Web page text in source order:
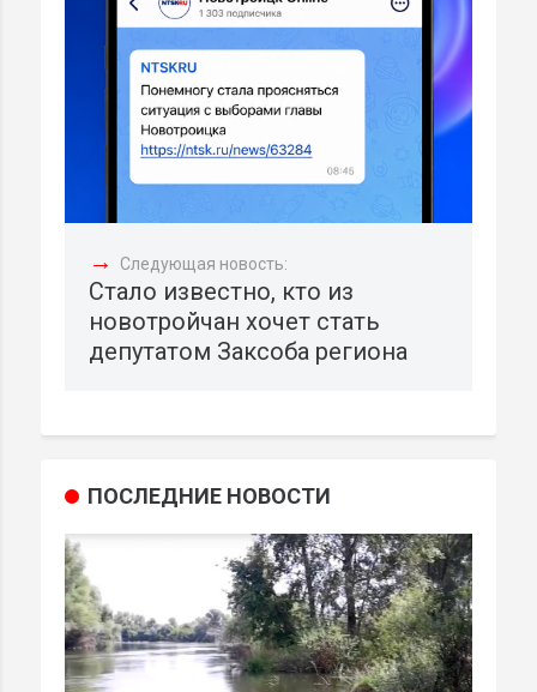
→ Следующая новость:
Стало известно, кто из
новотройчан хочет стать
депутатом Заксоба региона
ПОСЛЕДНИЕ НОВОСТИ